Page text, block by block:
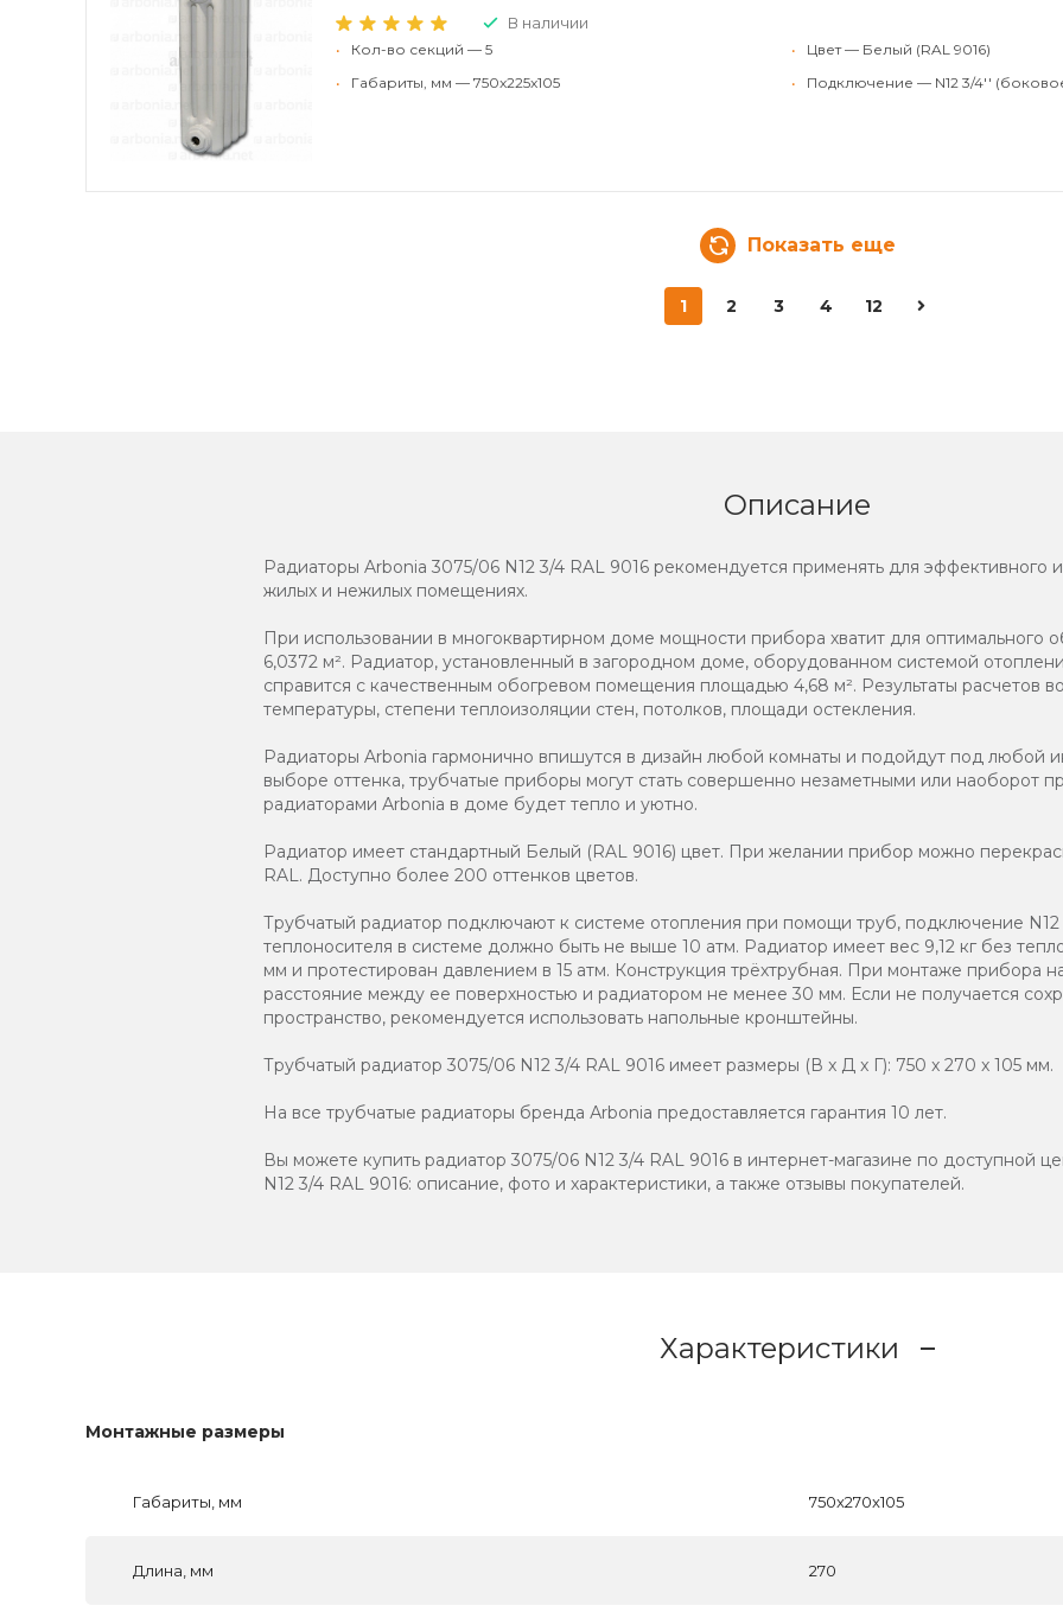
В наличии
•
Кол-во секций — 5
•
Габариты, мм — 750x225x105
•
Цвет — Белый (RAL 9016)
•
Подключение — N12 3/4''
Показать еще
1 2 3 4 12
Описание
Радиаторы Arbonia 3075/06 N12 3/4 RAL 9016 рекомендуется применять для эффективного
жилых и нежилых помещениях.
При использовании в многоквартирном доме мощности прибора хватит для оптимального
6,0372 м². Радиатор, установленный в загородном доме, оборудованном системой
справится с качественным обогревом помещения площадью 4,68 м². Результаты расчетов
температуры, степени теплоизоляции стен, потолков, площади остекления.
Радиаторы Arbonia гармонично впишутся в дизайн любой комнаты и подойдут под любой
выборе оттенка, трубчатые приборы могут стать совершенно незаметными или наоборот
радиаторами Аrbonia в доме будет тепло и уютно.
Радиатор имеет стандартный Белый (RAL 9016) цвет. При желании прибор можно
RAL. Доступно более 200 оттенков цветов.
Трубчатый радиатор подключают к системе отопления при помощи труб, подключение
теплоносителя в системе должно быть не выше 10 атм. Радиатор имеет вес 9,12 кг без
мм и протестирован давлением в 15 атм. Конструкция трёхтрубная. При монтаже прибора
расстояние между ее поверхностью и радиатором не менее 30 мм. Если не получается
пространство, рекомендуется использовать напольные кронштейны.
Трубчатый радиатор 3075/06 N12 3/4 RAL 9016 имеет размеры (В x Д x Г): 750 x 270 x 105 мм.
На все трубчатые радиаторы бренда Аrbonia предоставляется гарантия 10 лет.
Вы можете купить радиатор 3075/06 N12 3/4 RAL 9016 в интернет-магазине по доступной
N12 3/4 RAL 9016: описание, фото и характеристики, а также отзывы покупателей.
Характеристики
Монтажные размеры
Габариты, мм 750x270x105
Длина, мм 270